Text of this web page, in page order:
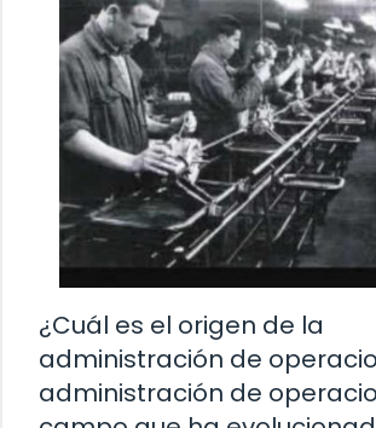
¿Cuál es el origen de la
administración de
administración de